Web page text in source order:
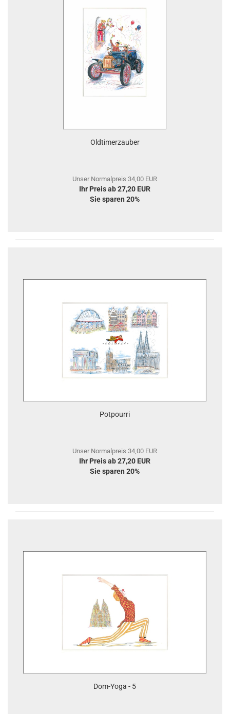
Oldtimerzauber
Unser Normalpreis 34,00 EUR
Ihr Preis ab 27,20 EUR
Sie sparen 20%
Potpourri
Unser Normalpreis 34,00 EUR
Ihr Preis ab 27,20 EUR
Sie sparen 20%
Dom-Yoga - 5